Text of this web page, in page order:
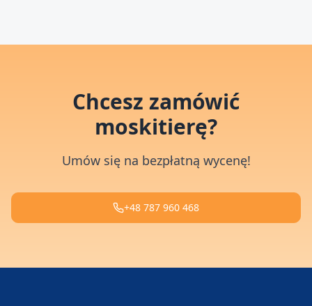
Chcesz zamówić
moskitierę?
Umów się na bezpłatną wycenę!
+48 787 960 468